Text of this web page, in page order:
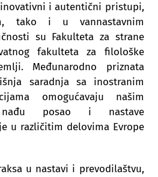
i autentični pristupi,
tako i u vannastavnim
su Fakulteta za strane
fakulteta za filološke
Međunarodno priznata
saradnja sa inostranim
omogućavaju našim
posao i nastave
u različitim delovima Evrope
u nastavi i prevodilaštvu,